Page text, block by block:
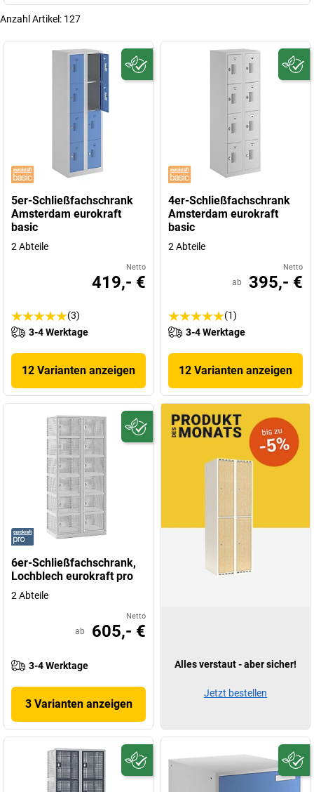
Anzahl Artikel: 127
5er-Schließfachschrank
Amsterdam eurokraft
basic
2 Abteile
Netto
419,- €
(3)
3-4 Werktage
12 Varianten anzeigen
4er-Schließfachschrank
Amsterdam eurokraft
basic
2 Abteile
Netto
ab 395,- €
(1)
3-4 Werktage
12 Varianten anzeigen
6er-Schließfachschrank,
Lochblech eurokraft pro
2 Abteile
Netto
ab 605,- €
3-4 Werktage
3 Varianten anzeigen
Alles verstaut - aber sicher!
Jetzt bestellen